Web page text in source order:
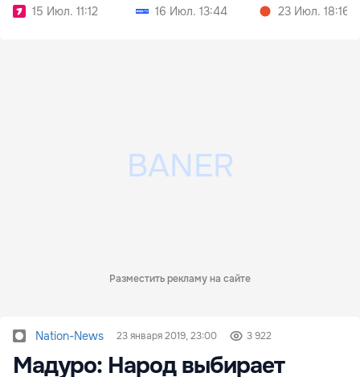
15 Июл. 11:12
16 Июл. 13:44
23 Июл. 18:16
Разместить рекламу на сайте
Nation-News 23 января 2019, 23:00 3 922
Мадуро: Народ выбирает